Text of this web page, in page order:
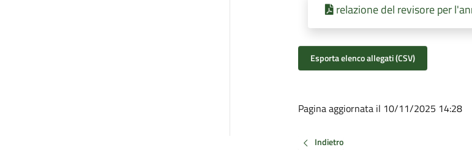
relazione del revisore per
Esporta elenco allegati (CSV)
Pagina aggiornata il 10/11/2025 14:28
Indietro